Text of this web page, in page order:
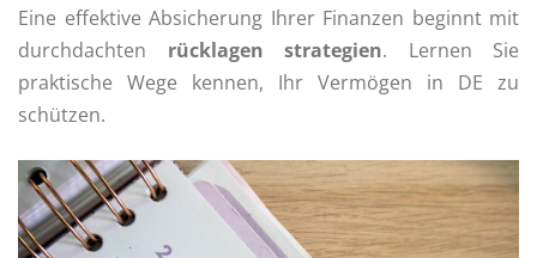
Eine effektive Absicherung Ihrer Finanzen beginnt mit
durchdachten rücklagen strategien. Lernen Sie
praktische Wege kennen, Ihr Vermögen in DE zu
schützen.